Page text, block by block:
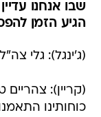
שבו אנחנו
הגיע הזמן
(ג'ינגל): גלי
(קריין):
כוחותינו